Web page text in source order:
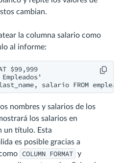
cambian.
la columna salario como
al informe:
$99,999
salario FROM
nombres y salarios de los
los salarios en
un título. Esta
es posible gracias a
COLUMN FORMAT y